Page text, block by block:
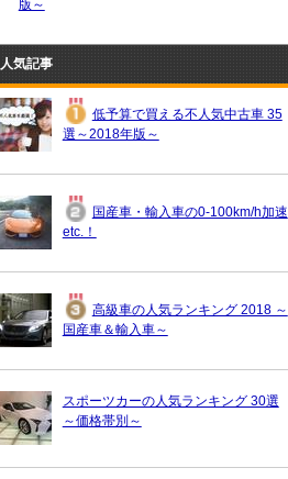
版～
人気記事
低予算で買える不人気中古車 35
選～2018年版～
国産車・輸入車の0-100km/h加速
etc.！
高級車の人気ランキング 2018 ～
国産車＆輸入車～
スポーツカーの人気ランキング 30選
～価格帯別～